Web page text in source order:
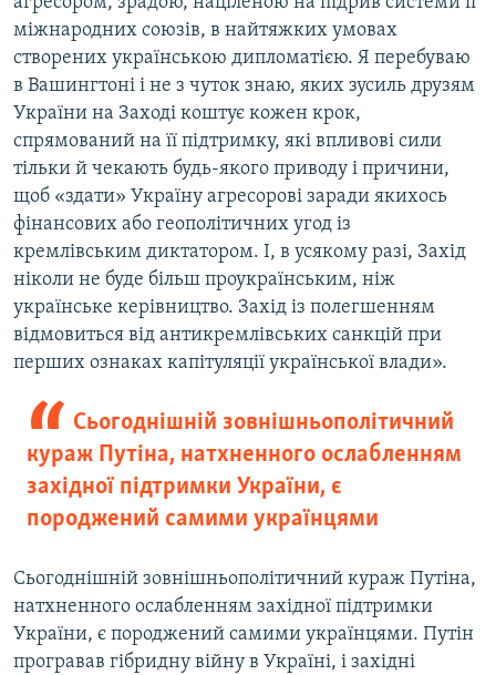
міжнародних союзів, в найтяжких умовах
створених українською дипломатією. Я перебуваю
в Вашингтоні і не з чуток знаю, яких зусиль друзям
України на Заході коштує кожен крок,
спрямований на її підтримку, які впливові сили
тільки й чекають будь-якого приводу і причини,
щоб «здати» Україну агресорові заради якихось
фінансових або геополітичних угод із
кремлівським диктатором. І, в усякому разі, Захід
ніколи не буде більш проукраїнським, ніж
українське керівництво. Захід із полегшенням
відмовиться від антикремлівських санкцій при
перших ознаках капітуляції української влади».
Сьогоднішній зовнішньополітичний
кураж Путіна, натхненного ослабленням
західної підтримки України, є
породжений самими українцями
Сьогоднішній зовнішньополітичний кураж Путіна,
натхненного ослабленням західної підтримки
України, є породжений самими українцями. Путін
програвав гібридну війну в Україні, і західні